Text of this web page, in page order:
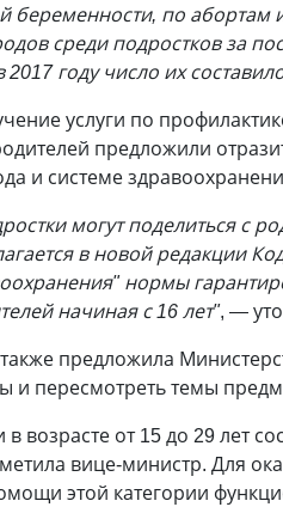
беременности, по абортам
среди подростков за
году число их
услуги по
предложили
и системе
могут поделиться с
в новой редакции
нормы
начиная с 16 лет", —
предложила
и пересмотреть темы
возрасте от 15 до 29 лет
вице-министр. Для
этой категории